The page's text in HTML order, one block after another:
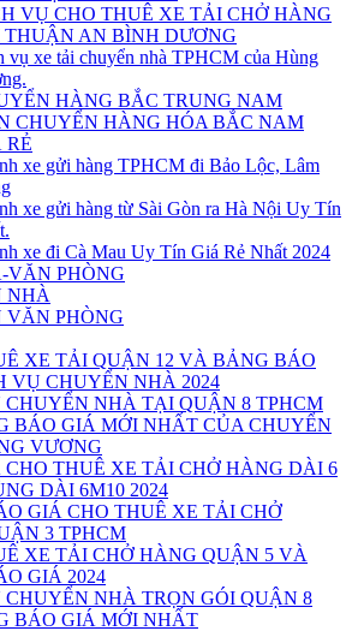
VỤ CHO THUÊ XE TẢI CHỞ HÀNG
AN BÌNH DƯƠNG
vụ xe tải chuyển nhà TPHCM của Hùng
HÀNG BẮC TRUNG NAM
CHUYỂN HÀNG HÓA BẮC NAM
RẺ
xe gửi hàng TPHCM đi Bảo Lộc, Lâm
xe gửi hàng từ Sài Gòn ra Hà Nội Uy Tín
xe đi Cà Mau Uy Tín Giá Rẻ Nhất 2024
VĂN PHÒNG
NHÀ
VĂN PHÒNG
XE TẢI QUẬN 12 VÀ BẢNG BÁO
VỤ CHUYỂN NHÀ 2024
CHUYỂN NHÀ TẠI QUẬN 8 TPHCM
BÁO GIÁ MỚI NHẤT CỦA CHUYỂN
VƯƠNG
THUÊ XE TẢI CHỞ HÀNG DÀI 6
DÀI 6M10 2024
GIÁ CHO THUÊ XE TẢI CHỞ
3 TPHCM
XE TẢI CHỞ HÀNG QUẬN 5 VÀ
GIÁ 2024
NHÀ TRỌN GÓI QUẬN 8
BÁO GIÁ MỚI NHẤT